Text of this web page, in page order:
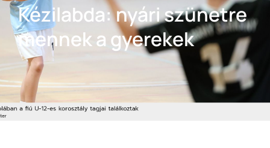
Kézilabda: nyári szünetre
mennek a gyerekek